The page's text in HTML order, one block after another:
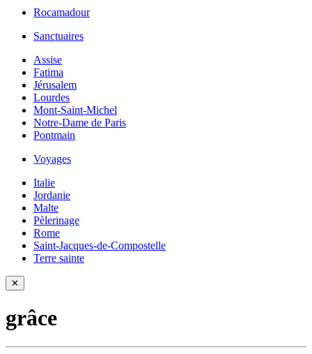
Rocamadour
Sanctuaires
Assise
Fatima
Jérusalem
Lourdes
Mont-Saint-Michel
Notre-Dame de Paris
Pontmain
Voyages
Italie
Jordanie
Malte
Pèlerinage
Rome
Saint-Jacques-de-Compostelle
Terre sainte
✕
grâce